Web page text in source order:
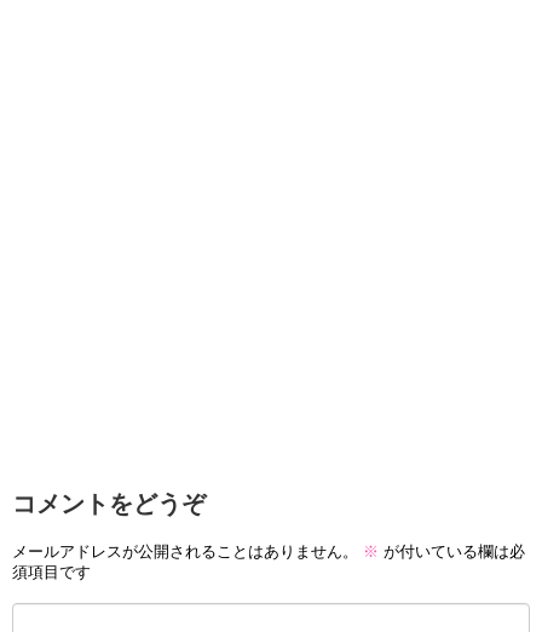
コメントをどうぞ
メールアドレスが公開されることはありません。 ※ が付いている欄は必
須項目です